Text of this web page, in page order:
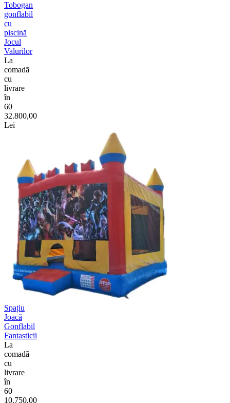
Tobogan
gonflabil
cu
piscină
Jocul
Valurilor
La
comadã
cu
livrare
în
60
32.800,00
Lei
Spațiu
Joacă
Gonflabil
Fantasticii
La
comadã
cu
livrare
în
60
10.750,00